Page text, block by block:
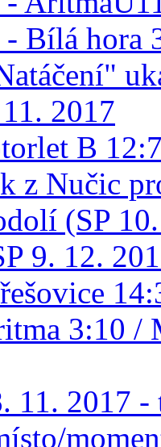
- Bílá hora
2017
B
z Nučic
(SP
9. 12.
3:10 /
11. 2017